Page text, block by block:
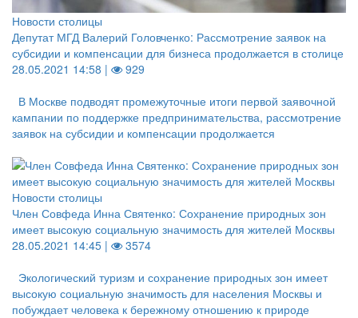
Новости столицы
Депутат МГД Валерий Головченко: Рассмотрение заявок на
субсидии и компенсации для бизнеса продолжается в столице
28.05.2021 14:58 |
929
В Москве подводят промежуточные итоги первой заявочной
кампании по поддержке предпринимательства, рассмотрение
заявок на субсидии и компенсации продолжается
Новости столицы
Член Совфеда Инна Святенко: Сохранение природных зон
имеет высокую социальную значимость для жителей Москвы
28.05.2021 14:45 |
3574
Экологический туризм и сохранение природных зон имеет
высокую социальную значимость для населения Москвы и
побуждает человека к бережному отношению к природе